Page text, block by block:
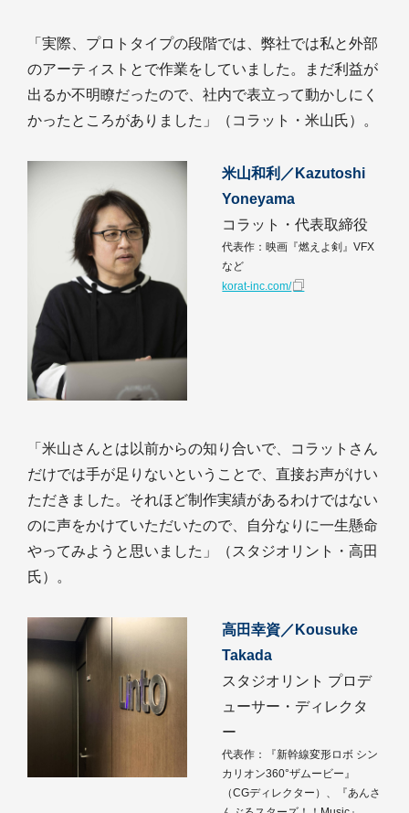
「実際、プロトタイプの段階では、弊社では私と外部
のアーティストとで作業をしていました。まだ利益が
出るか不明瞭だったので、社内で表立って動かしにく
かったところがありました」（コラット・米山氏）。
米山和利／Kazutoshi
Yoneyama
コラット・代表取締役
代表作：映画『燃えよ剣』VFX
など
korat-inc.com/
「米山さんとは以前からの知り合いで、コラットさん
だけでは手が足りないということで、直接お声がけい
ただきました。それほど制作実績があるわけではない
のに声をかけていただいたので、自分なりに一生懸命
やってみようと思いました」（スタジオリント・高田
氏）。
高田幸資／Kousuke
Takada
スタジオリント プロデ
ューサー・ディレクタ
ー
代表作：『新幹線変形ロボ シン
カリオン360°ザムービー』
（CGディレクター）、『あんさ